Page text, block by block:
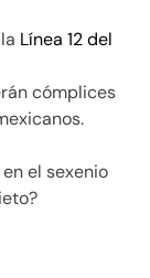
Línea 12 del
cómplices
el sexenio